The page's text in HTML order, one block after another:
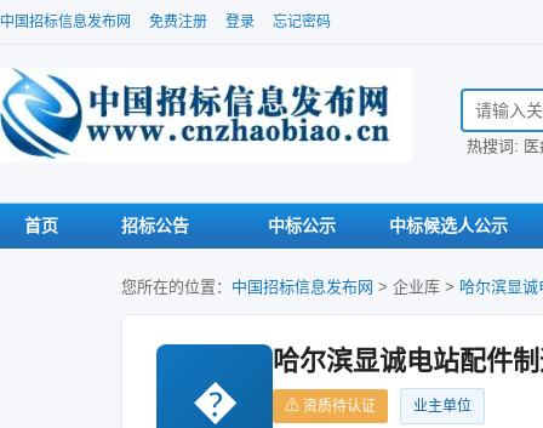
中国招标信息发布网 免费注册 登录 忘记密码
搜索招标信
热搜词:
首页 招标公告 中标公示 中标候选人公示
您所在的位置： 中国招标信息发布网 > 企业库 > 哈尔滨显
�
哈尔滨显诚电站配件
⚠ 资质待认证 业主单位